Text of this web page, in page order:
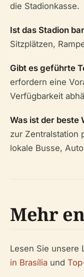
die Stadionkasse.
Ist das Stadion
Sitzplätzen,
Gibt es geführte
erfordern eine
Verfügbarkeit
Was ist der beste
zur Zentralstation
lokale Busse,
Mehr
Lesen Sie unsere
in Brasília und